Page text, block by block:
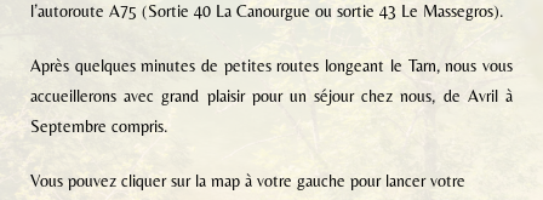
l’autoroute A75 (Sortie 40 La Canourgue ou sortie 43 Le Massegros).
Après quelques minutes de petites routes longeant le Tarn, nous vous
accueillerons avec grand plaisir pour un séjour chez nous, de Avril à
Septembre compris.
Vous pouvez cliquer sur la map à votre gauche pour lancer votre